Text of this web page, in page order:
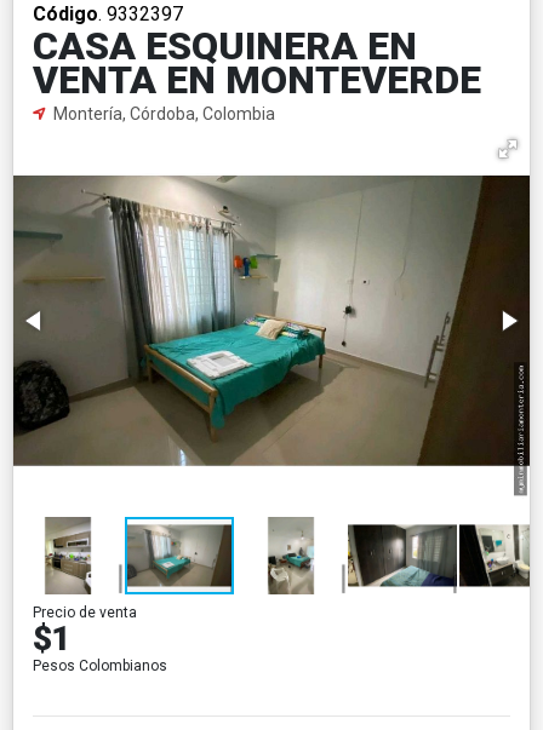
Código. 9332397
CASA ESQUINERA EN
VENTA EN MONTEVERDE
Montería, Córdoba, Colombia
Precio de venta
$1
Pesos Colombianos